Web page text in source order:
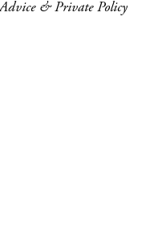
& Private Policy